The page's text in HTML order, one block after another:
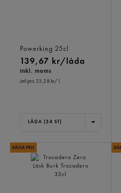
Powerking 25cl
139,67 kr/låda
Inkl. moms
Jmf.pris 23,28 kr/ l
LÅDA (24 ST)